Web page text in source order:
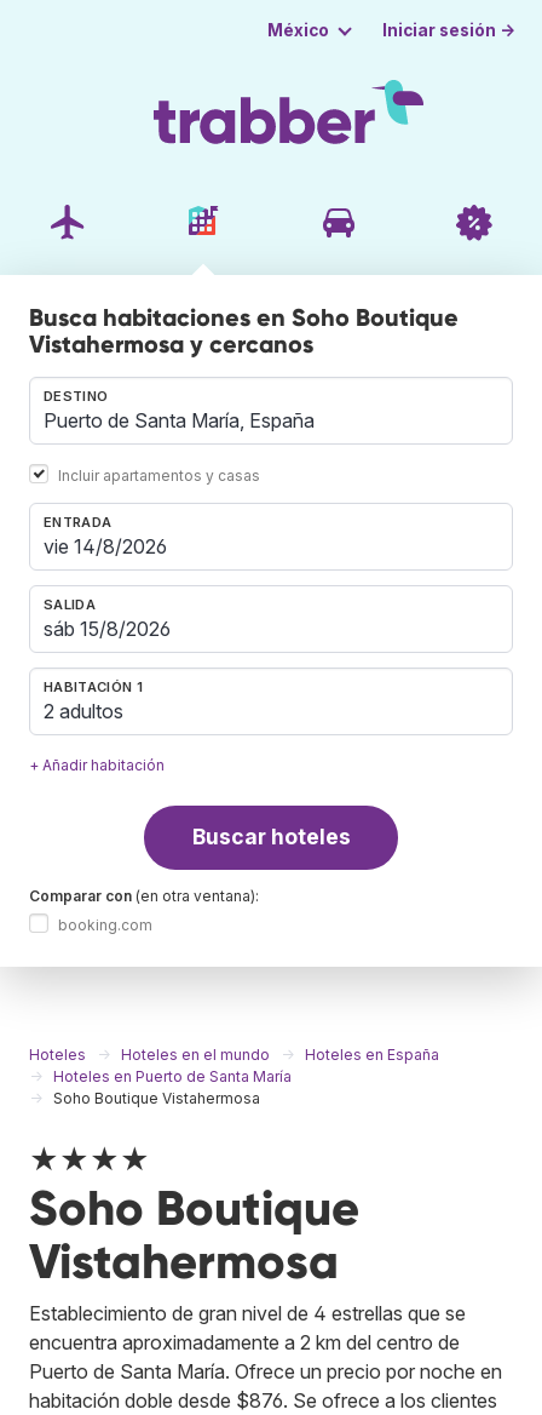
México Iniciar sesión →
Busca habitaciones en Soho Boutique
Vistahermosa y cercanos
DESTINO
Incluir apartamentos y casas
ENTRADA
SALIDA
HABITACIÓN 1
2 adultos
+ Añadir habitación
Buscar hoteles
Comparar con (en otra ventana):
booking.com
Hoteles Hoteles en el mundo
Hoteles en España
Hoteles en Puerto de Santa María
Soho Boutique Vistahermosa
★★★★
Soho Boutique
Vistahermosa
Establecimiento de gran nivel de 4 estrellas que se
encuentra aproximadamente a 2 km del centro de
Puerto de Santa María. Ofrece un precio por noche en
habitación doble desde $876. Se ofrece a los clientes